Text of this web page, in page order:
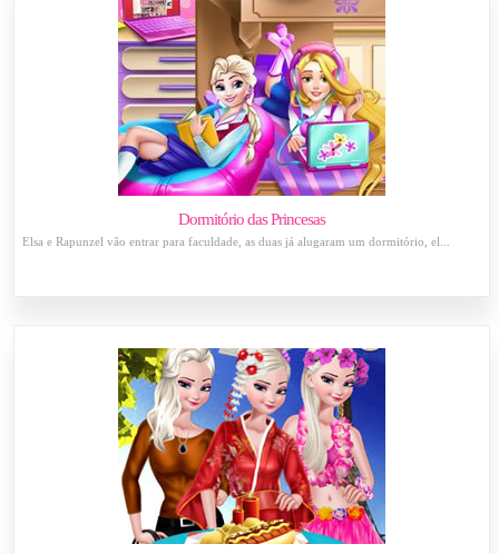
Dormitório das Princesas
Elsa e Rapunzel vão entrar para faculdade, as duas já alugaram um dormitório, el...